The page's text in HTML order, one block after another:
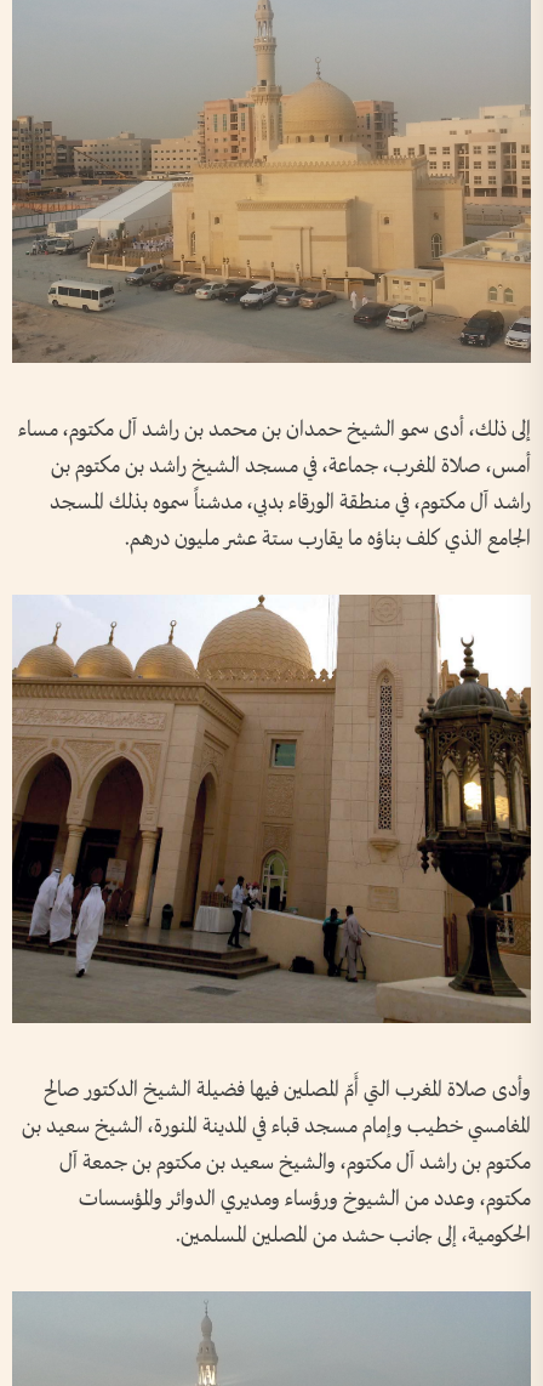
إلى ذلك، أدى سمو الشيخ حمدان بن محمد بن راشد آل مكتوم، مساء
أمس، صلاة المغرب، جماعة، في مسجد الشيخ راشد بن مكتوم بن
راشد آل مكتوم، في منطقة الورقاء بدبي، مدشناً سموه بذلك المسجد
الجامع الذي كلف بناؤه ما يقارب ستة عشر مليون درهم.
وأدى صلاة المغرب التي أَمّ المصلين فيها فضيلة الشيخ الدكتور صالح
المغامسي خطيب وإمام مسجد قباء في المدينة المنورة، الشيخ سعيد بن
مكتوم بن راشد آل مكتوم، والشيخ سعيد بن مكتوم بن جمعة آل
مكتوم، وعدد من الشيوخ ورؤساء ومديري الدوائر والمؤسسات
الحكومية، إلى جانب حشد من المصلين المسلمين.